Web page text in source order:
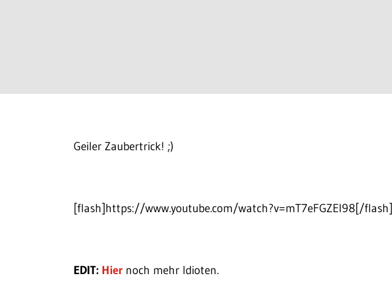
Geiler Zaubertrick! ;)
[flash]https://www.youtube.com/watch?v=mT7eFGZEI98[/flash]
EDIT: Hier noch mehr Idioten.